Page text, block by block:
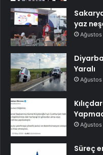
yaz
Ağustos
Yaralı
Ağustos
Ağustos
Süreç